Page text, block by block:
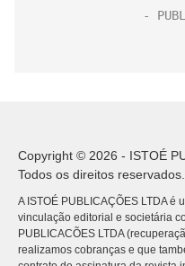
Copyright © 2026 - ISTOÉ
Todos os direitos reservados.
A ISTOÉ PUBLICAÇÕES LTDA
vinculação editorial e societária
PUBLICACÕES LTDA
realizamos cobranças e que